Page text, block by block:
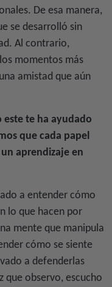
De esa manera,
se desarrolló sin
Al contrario,
momentos más
amistad que aún
este te ha ayudado
que cada papel
aprendizaje en
a entender cómo
lo que hacen por
mente que manipula
cómo se siente
a defenderlas
que observo, escucho